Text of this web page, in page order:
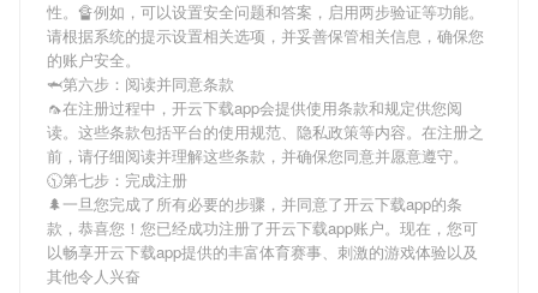
性。🔏例如，可以设置安全问题和答案，启用两步验证等功能。
请根据系统的提示设置相关选项，并妥善保管相关信息，确保您
的账户安全。
🦈第六步：阅读并同意条款
🦟在注册过程中， 开云下载app会提供使用条款和规定供您阅
读。这些条款包括平台的使用规范、隐私政策等内容。在注册之
前，请仔细阅读并理解这些条款，并确保您同意并愿意遵守。
🕥第七步：完成注册
🌲一旦您完成了所有必要的步骤，并同意了开云下载app的条
款，恭喜您！您已经成功注册了开云下载app账户。现在，您可
以畅享开云下载app提供的丰富体育赛事、刺激的游戏体验以及
其他令人兴奋